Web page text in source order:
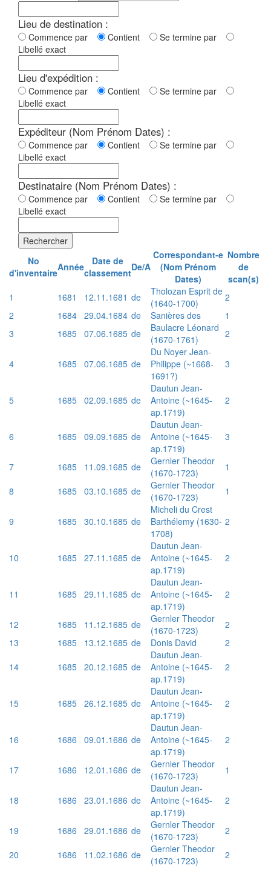
Lieu de destination :
Commence par Contient
Se termine par
Libellé exact
Lieu d'expédition :
Commence par Contient
Se termine par
Libellé exact
Expéditeur (Nom Prénom Dates) :
Commence par Contient
Se termine par
Libellé exact
Destinataire (Nom Prénom Dates) :
Commence par Contient
Se termine par
Libellé exact
Rechercher
No
d'inventaireAnnée
Date de
classementDe/A
Correspondant-e
(Nom Prénom
Dates)
Nombre
de
scan(s)
1
1681 12.11.1681 de
Tholozan Esprit de
(1640-1700)
2
2
1684 29.04.1684 de Sanières des
1
3
1685 07.06.1685 de
Baulacre Léonard
(1670-1761)
2
4 1685 07.06.1685 de
Du Noyer Jean-
Philippe (~1668-
1691?)
3
5 1685 02.09.1685 de
Dautun Jean-
Antoine (~1645-
ap.1719)
2
6 1685 09.09.1685 de
Dautun Jean-
Antoine (~1645-
ap.1719)
3
7 1685 11.09.1685 de
Gernler Theodor
(1670-1723)
1
8
1685 03.10.1685 de
Gernler Theodor
(1670-1723)
1
9 1685 30.10.1685 de
Micheli du Crest
Barthélemy (1630-
1708)
2
10 1685 27.11.1685 de
Dautun Jean-
Antoine (~1645-
ap.1719)
2
11 1685 29.11.1685 de
Dautun Jean-
Antoine (~1645-
ap.1719)
2
12 1685 11.12.1685 de
Gernler Theodor
(1670-1723)
2
13
1685 13.12.1685 de Donis David
2
14
1685 20.12.1685 de
Dautun Jean-
Antoine (~1645-
ap.1719)
2
15 1685 26.12.1685 de
Dautun Jean-
Antoine (~1645-
ap.1719)
2
16 1686 09.01.1686 de
Dautun Jean-
Antoine (~1645-
ap.1719)
2
17 1686 12.01.1686 de
Gernler Theodor
(1670-1723)
1
18 1686 23.01.1686 de
Dautun Jean-
Antoine (~1645-
ap.1719)
2
19 1686 29.01.1686 de
Gernler Theodor
(1670-1723)
2
20
1686 11.02.1686 de
Gernler Theodor
(1670-1723)
2